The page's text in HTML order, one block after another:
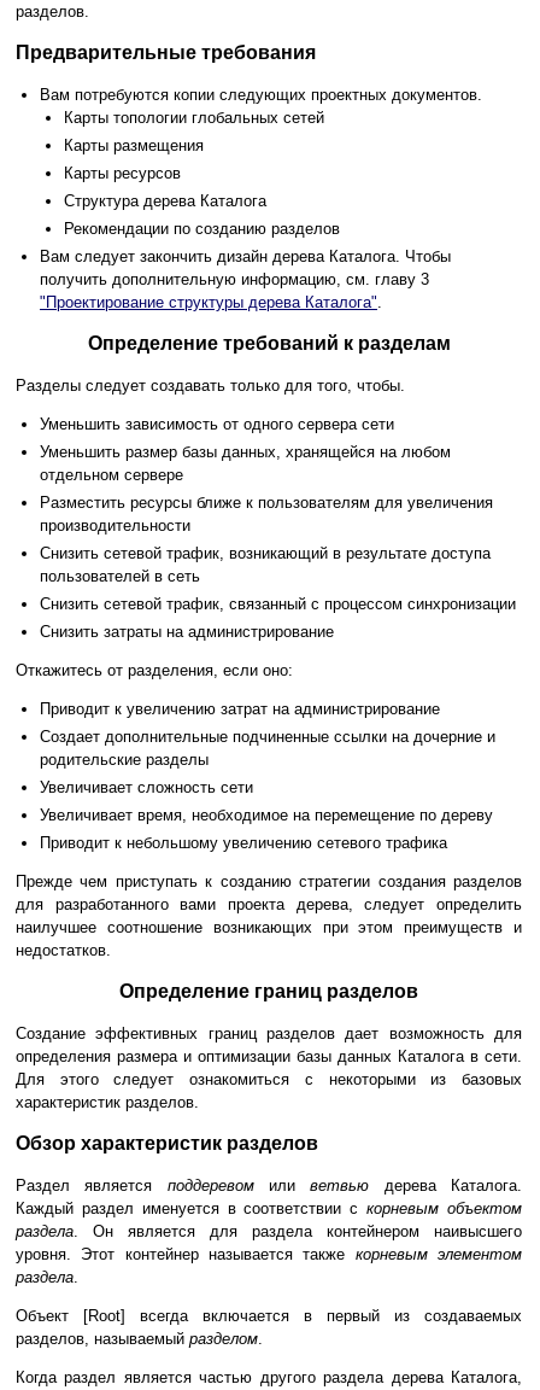
разделов.
Предварительные требования
Вам потребуются копии следующих проектных документов.
Карты топологии глобальных сетей
Карты размещения
Карты ресурсов
Структура дерева Каталога
Рекомендации по созданию разделов
Вам следует закончить дизайн дерева Каталога. Чтобы
получить дополнительную информацию, см. главу 3
"Проектирование структуры дерева Каталога".
Определение требований к разделам
Разделы следует создавать только для того, чтобы.
Уменьшить зависимость от одного сервера сети
Уменьшить размер базы данных, хранящейся на любом
отдельном сервере
Разместить ресурсы ближе к пользователям для увеличения
производительности
Снизить сетевой трафик, возникающий в результате доступа
пользователей в сеть
Снизить сетевой трафик, связанный с процессом синхронизации
Снизить затраты на администрирование
Откажитесь от разделения, если оно:
Приводит к увеличению затрат на администрирование
Создает дополнительные подчиненные ссылки на дочерние и
родительские разделы
Увеличивает сложность сети
Увеличивает время, необходимое на перемещение по дереву
Приводит к небольшому увеличению сетевого трафика
Прежде чем приступать к созданию стратегии создания разделов
для разработанного вами проекта дерева, следует определить
наилучшее соотношение возникающих при этом преимуществ и
недостатков.
Определение границ разделов
Создание эффективных границ разделов дает возможность для
определения размера и оптимизации базы данных Каталога в сети.
Для этого следует ознакомиться с некоторыми из базовых
характеристик разделов.
Обзор характеристик разделов
Раздел является поддеревомиливетвью дерева Каталога.
Каждый раздел именуется в соответствии скорневым объектом
раздела. Он является для раздела контейнером наивысшего
уровня. Этот контейнер называется также корневым элементом
раздела.
Объект [Root] всегда включается в первый из создаваемых
разделов, называемый разделом.
Когда раздел является частью другого раздела дерева Каталога,